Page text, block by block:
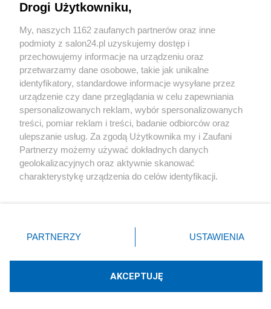
Sport
Społeczeństwo
Kultura
X Facebook Instagram Youtube
Technologię dostarcza:W3media.pl
Drogi Użytkowniku,
My, naszych 1162 zaufanych partnerów oraz inne
podmioty z salon24.pl uzyskujemy dostęp i
przechowujemy informacje na urządzeniu oraz
przetwarzamy dane osobowe, takie jak unikalne
identyfikatory, standardowe informacje wysyłane przez
urządzenie czy dane przeglądania w celu zapewniania
spersonalizowanych reklam, wybór spersonalizowanych
treści, pomiar reklam i treści, badanie odbiorców oraz
ulepszanie usług. Za zgodą Użytkownika my i Zaufani
Partnerzy możemy używać dokładnych danych
geolokalizacyjnych oraz aktywnie skanować
charakterystykę urządzenia do celów identyfikacji.
zmienić/wycofać klikając przycisk ustawień prywatności
znajdujący się w lewym dolnym rogu strony
rodzaje przetwarzania danych nie wymagają zgody
użytkownika, ale masz prawo sprzeciwić się takiemu
PARTNERZY USTAWIENIA
AKCEPTUJĘ